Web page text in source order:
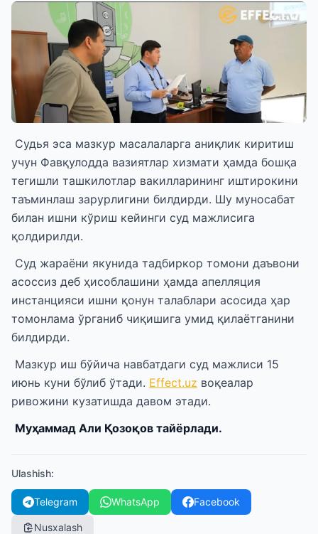
Судья эса мазкур масалаларга аниқлик киритиш
учун Фавқулодда вазиятлар хизмати ҳамда бошқа
тегишли ташкилотлар вакилларининг иштирокини
таъминлаш зарурлигини билдирди. Шу муносабат
билан ишни кўриш кейинги суд мажлисига
қолдирилди.
Суд жараёни якунида тадбиркор томони даъвони
асоссиз деб ҳисоблашини ҳамда апелляция
инстанцияси ишни қонун талаблари асосида ҳар
томонлама ўрганиб чиқишига умид қилаётганини
билдирди.
Мазкур иш бўйича навбатдаги суд мажлиси 15
июнь куни бўлиб ўтади. Effeсt.uz воқеалар
ривожини кузатишда давом этади.
Муҳаммад Али Қозоқов тайёрлади.
Ulashish:
Telegram WhatsApp Facebook
Nusxalash